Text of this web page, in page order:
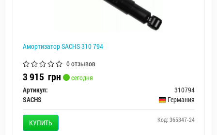
Амортизатор SACHS 310 794
0 отзывов
3 915 грн
сегодня
Артикул:
310794
SACHS
Германия
КУПИТЬ Код: 365347-24